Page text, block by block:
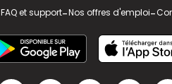
FAQ et support-Nos offres d'emploi-